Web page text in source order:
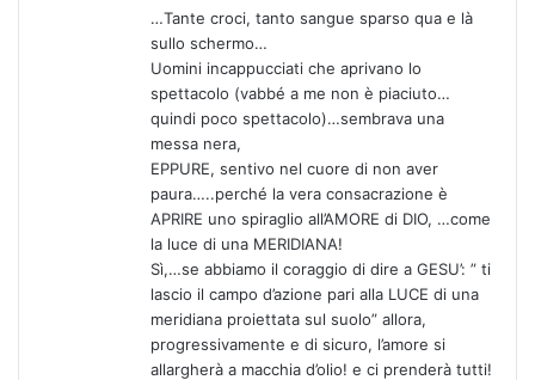
…Tante croci, tanto sangue sparso qua e là
sullo schermo…
Uomini incappucciati che aprivano lo
spettacolo (vabbé a me non è piaciuto…
quindi poco spettacolo)…sembrava una
messa nera,
EPPURE, sentivo nel cuore di non aver
paura…..perché la vera consacrazione è
APRIRE uno spiraglio all’AMORE di DIO, …come
la luce di una MERIDIANA!
Sì,…se abbiamo il coraggio di dire a GESU’: ” ti
lascio il campo d’azione pari alla LUCE di una
meridiana proiettata sul suolo” allora,
progressivamente e di sicuro, l’amore si
allargherà a macchia d’olio! e ci prenderà tutti!